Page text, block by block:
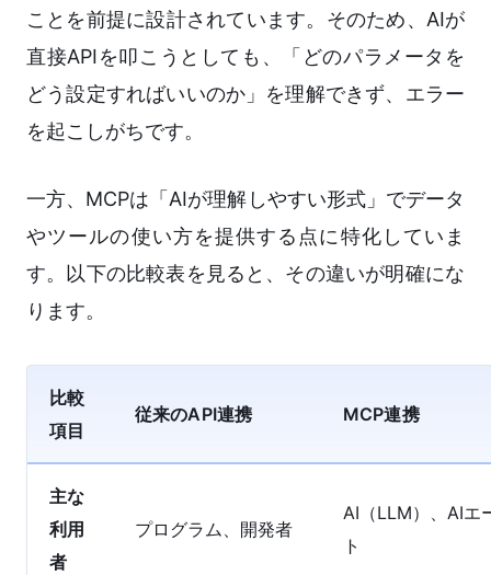
ことを前提に設計されています。そのため、AIが
直接APIを叩こうとしても、「どのパラメータを
どう設定すればいいのか」を理解できず、エラー
を起こしがちです。
一方、MCPは「AIが理解しやすい形式」でデータ
やツールの使い方を提供する点に特化していま
す。以下の比較表を見ると、その違いが明確にな
ります。
比較
項目
従来のAPI連携 MCP連携
主な
利用
者
プログラム、開発者
AI（LLM）、AIエ
ト